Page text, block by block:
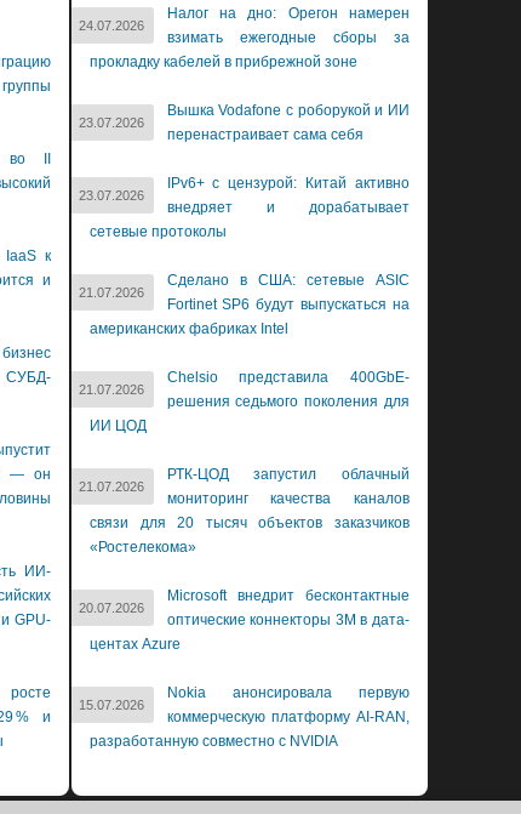
во II
IaaS к
и
СУБД-
— он
ИИ-
GPU-
% и
24.07.2026
Налог на дно: Орегон намерен
взимать ежегодные сборы за
прокладку кабелей в прибрежной зоне
23.07.2026
Вышка Vodafone с роборукой и ИИ
перенастраивает сама себя
23.07.2026
IPv6+ с цензурой: Китай активно
внедряет и дорабатывает
сетевые протоколы
21.07.2026
Сделано в США: сетевые ASIC
Fortinet SP6 будут выпускаться на
американских фабриках Intel
21.07.2026
Chelsio представила 400GbE-
решения седьмого поколения для
ИИ ЦОД
21.07.2026
РТК-ЦОД запустил облачный
мониторинг качества каналов
связи для 20 тысяч объектов заказчиков
«Ростелекома»
20.07.2026
Microsoft внедрит бесконтактные
оптические коннекторы 3M в дата-
центах Azure
15.07.2026
Nokia анонсировала первую
коммерческую платформу AI-RAN,
разработанную совместно с NVIDIA